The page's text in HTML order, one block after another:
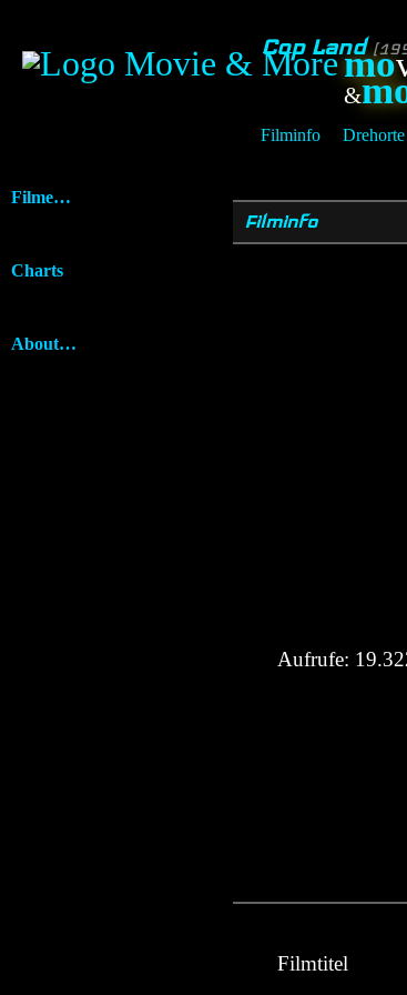
mo
&
Cop Land
Filminfo Drehorte
Filme…
Charts
About…
Filminfo
Aufrufe:
Filmtitel